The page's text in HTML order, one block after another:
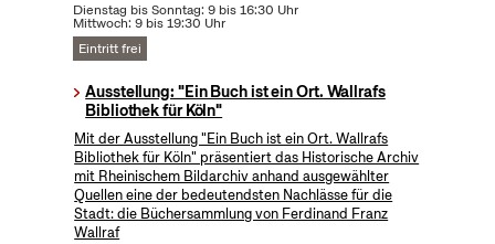
Dienstag bis Sonntag: 9 bis 16:30 Uhr
Mittwoch: 9 bis 19:30 Uhr
Eintritt frei
Ausstellung: "Ein Buch ist ein Ort. Wallrafs
Bibliothek für Köln"
Mit der Ausstellung "Ein Buch ist ein Ort. Wallrafs
Bibliothek für Köln" präsentiert das Historische Archiv
mit Rheinischem Bildarchiv anhand ausgewählter
Quellen eine der bedeutendsten Nachlässe für die
Stadt: die Büchersammlung von Ferdinand Franz
Wallraf